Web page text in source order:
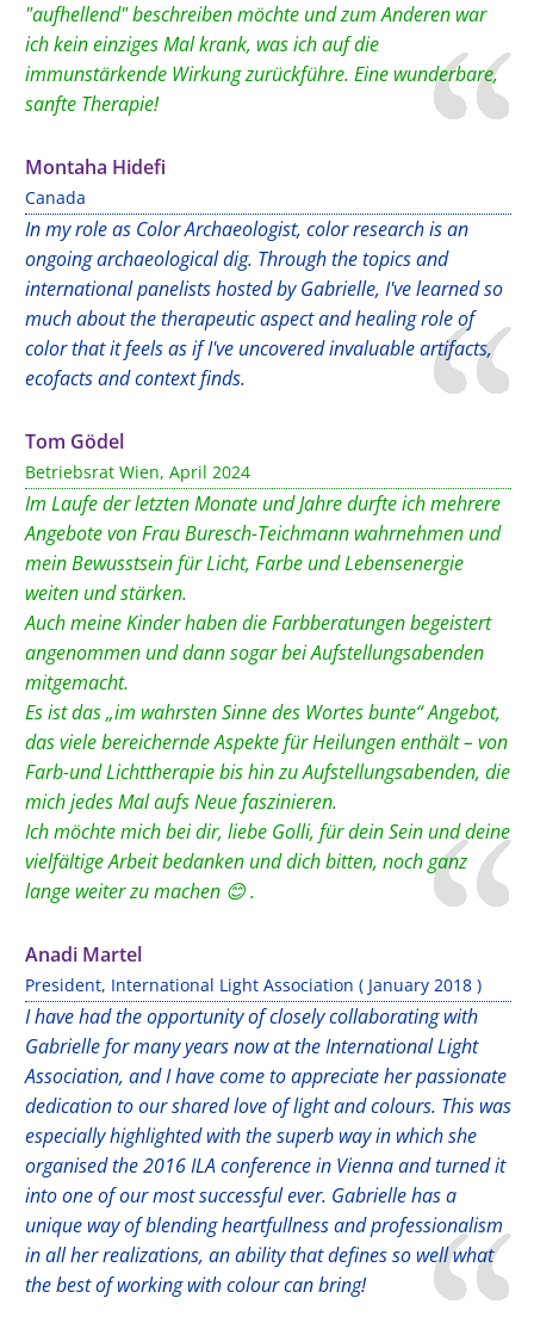
"aufhellend" beschreiben möchte und zum Anderen war
ich kein einziges Mal krank, was ich auf die
immunstärkende Wirkung zurückführe. Eine wunderbare,
sanfte Therapie!
Montaha Hidefi
Canada
In my role as Color Archaeologist, color research is an
ongoing archaeological dig. Through the topics and
international panelists hosted by Gabrielle, I've learned so
much about the therapeutic aspect and healing role of
color that it feels as if I've uncovered invaluable artifacts,
ecofacts and context finds.
Tom Gödel
Betriebsrat Wien, April 2024
Im Laufe der letzten Monate und Jahre durfte ich mehrere
Angebote von Frau Buresch-Teichmann wahrnehmen und
mein Bewusstsein für Licht, Farbe und Lebensenergie
weiten und stärken.
Auch meine Kinder haben die Farbberatungen begeistert
angenommen und dann sogar bei Aufstellungsabenden
mitgemacht.
Es ist das „im wahrsten Sinne des Wortes bunte“ Angebot,
das viele bereichernde Aspekte für Heilungen enthält – von
Farb-und Lichttherapie bis hin zu Aufstellungsabenden, die
mich jedes Mal aufs Neue faszinieren.
Ich möchte mich bei dir, liebe Golli, für dein Sein und deine
vielfältige Arbeit bedanken und dich bitten, noch ganz
lange weiter zu machen 😊 .
Anadi Martel
President, International Light Association ( January 2018 )
I have had the opportunity of closely collaborating with
Gabrielle for many years now at the International Light
Association, and I have come to appreciate her passionate
dedication to our shared love of light and colours. This was
especially highlighted with the superb way in which she
organised the 2016 ILA conference in Vienna and turned it
into one of our most successful ever. Gabrielle has a
unique way of blending heartfullness and professionalism
in all her realizations, an ability that defines so well what
the best of working with colour can bring!